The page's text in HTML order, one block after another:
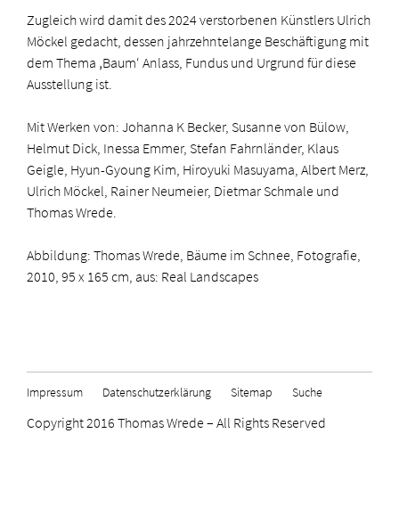
Zugleich wird damit des 2024 verstorbenen Künstlers Ulrich
Möckel gedacht, dessen jahrzehntelange Beschäftigung mit
dem Thema ‚Baum‘ Anlass, Fundus und Urgrund für diese
Ausstellung ist.
Mit Werken von: Johanna K Becker, Susanne von Bülow,
Helmut Dick, Inessa Emmer, Stefan Fahrnländer, Klaus
Geigle, Hyun-Gyoung Kim, Hiroyuki Masuyama, Albert Merz,
Ulrich Möckel, Rainer Neumeier, Dietmar Schmale und
Thomas Wrede.
Abbildung: Thomas Wrede, Bäume im Schnee, Fotografie,
2010, 95 x 165 cm, aus: Real Landscapes
Impressum Datenschutzerklärung Sitemap Suche
Copyright 2016 Thomas Wrede – All Rights Reserved